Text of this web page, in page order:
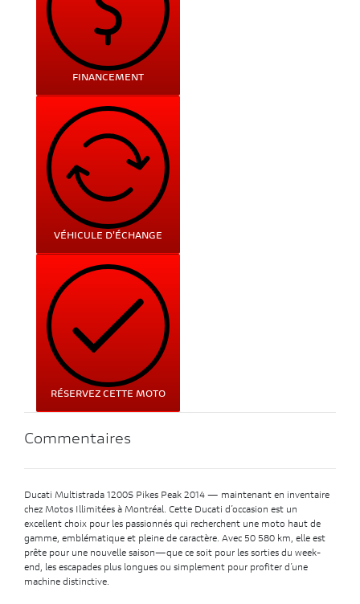
FINANCEMENT
VÉHICULE D'ÉCHANGE
RÉSERVEZ CETTE MOTO
Commentaires
Ducati Multistrada 1200S Pikes Peak 2014 — maintenant en inventaire
chez Motos Illimitées à Montréal. Cette Ducati d’occasion est un
excellent choix pour les passionnés qui recherchent une moto haut de
gamme, emblématique et pleine de caractère. Avec 50 580 km, elle est
prête pour une nouvelle saison—que ce soit pour les sorties du week-
end, les escapades plus longues ou simplement pour profiter d’une
machine distinctive.